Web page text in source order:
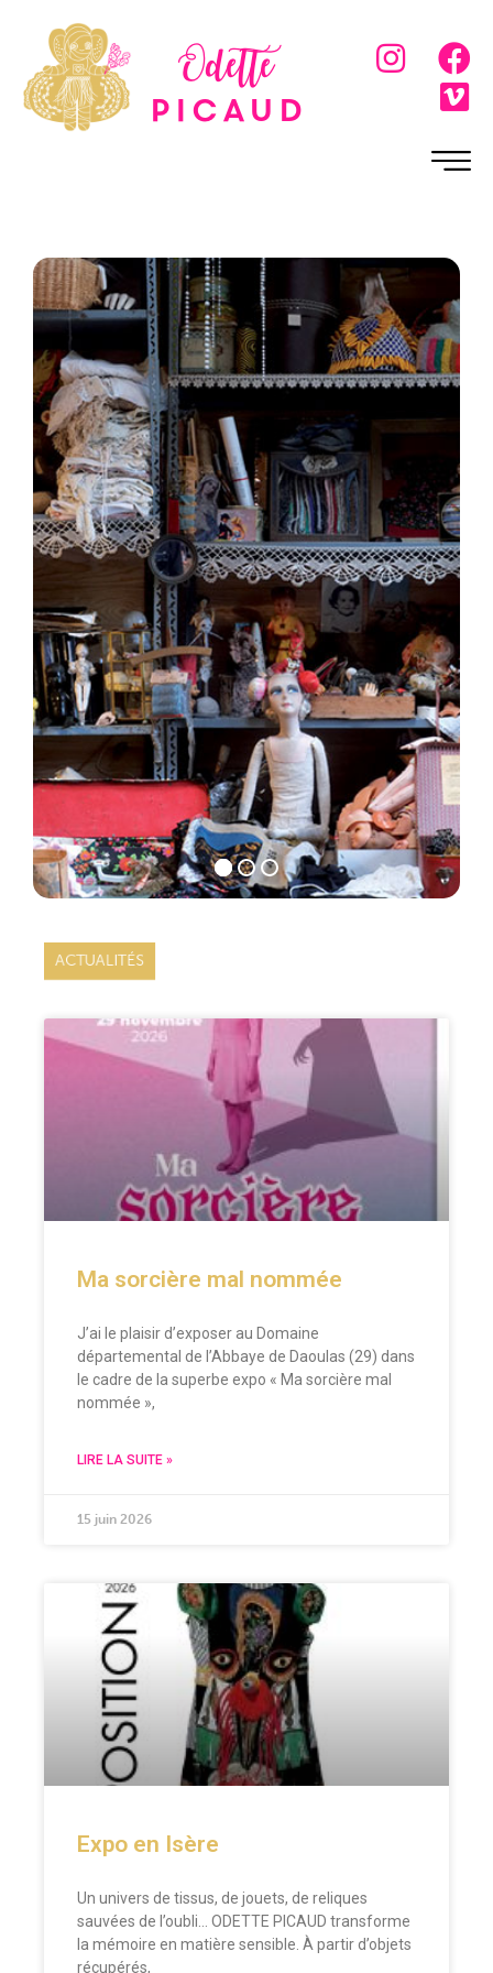
Odette
Picaud
ACTUALITÉS
Ma sorcière mal nommée
J’ai le plaisir d’exposer au Domaine
départemental de l’Abbaye de Daoulas (29) dans
le cadre de la superbe expo « Ma sorcière mal
nommée »,
LIRE LA SUITE »
15 juin 2026
Expo en Isère
Un univers de tissus, de jouets, de reliques
sauvées de l’oubli… ODETTE PICAUD transforme
la mémoire en matière sensible. À partir d’objets
récupérés,